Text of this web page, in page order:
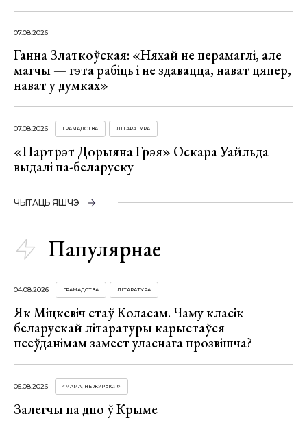
07.08.2026
Ганна Златкоўская: «Няхай не перамаглі, але
магчы — гэта рабіць і не здавацца, нават цяпер,
нават у думках»
07.08.2026 ГРАМАДСТВА ЛІТАРАТУРА
«Партрэт Дорыяна Грэя» Оскара Уайльда
выдалі па-беларуску
ЧЫТАЦЬ ЯШЧЭ
Папулярнае
04.08.2026 ГРАМАДСТВА ЛІТАРАТУРА
Як Міцкевіч стаў Коласам. Чаму класік
беларускай літаратуры карыстаўся
псеўданімам замест уласнага прозвішча?
05.08.2026 «МАМА, НЕ ЖУРЫСЯ!»
Залегчы на дно ў Крыме